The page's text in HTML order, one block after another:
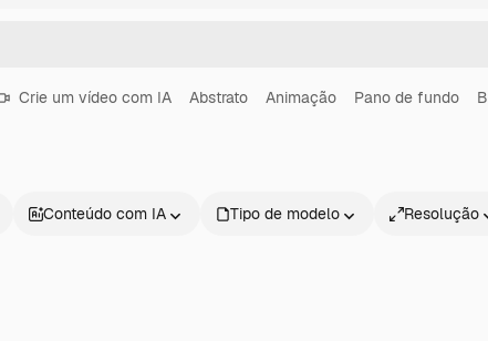
Crie um vídeo com IA Abstrato Animação Pano de fundo
Conteúdo com IA Tipo de modelo Resolução